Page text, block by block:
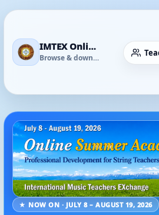
IMTEX Online Media Library
Browse & download
★ NOW ON · JULY 8 – AUGUST 19, 2026